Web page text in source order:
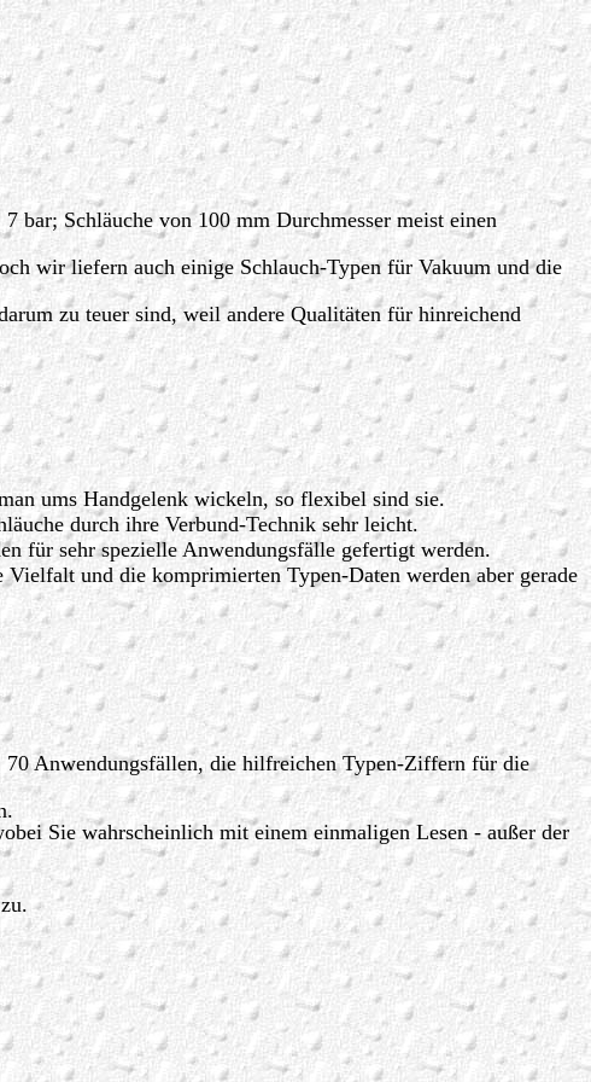
bar; Schläuche von 100 mm Durchmesser meist einen
wir liefern auch einige Schlauch-Typen für Vakuum und die
zu teuer sind, weil andere Qualitäten für hinreichend
ums Handgelenk wickeln, so flexibel sind sie.
durch ihre Verbund-Technik sehr leicht.
für sehr spezielle Anwendungsfälle gefertigt werden.
und die komprimierten Typen-Daten werden aber gerade
70 Anwendungsfällen, die hilfreichen Typen-Ziffern für die
Sie wahrscheinlich mit einem einmaligen Lesen - außer der